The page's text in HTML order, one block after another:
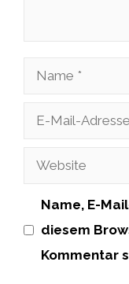
Name
Adresse
Website
Name, E-
diesem
Kommentar